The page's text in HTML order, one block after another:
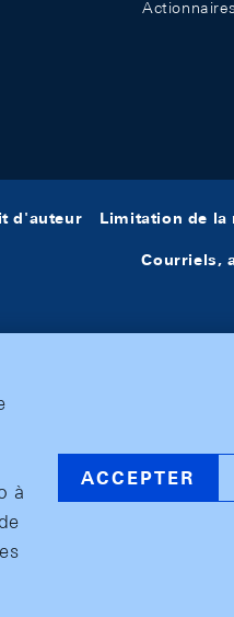
Actionnaires
d'auteur Limitation de la
Courriels,
à
ACCEPTER